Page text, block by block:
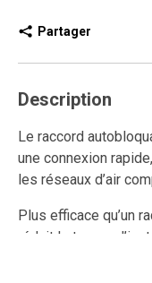
Partager
Description
Le raccord
une connexion
les réseaux d’air
Plus efficace qu’un
réduit le temps